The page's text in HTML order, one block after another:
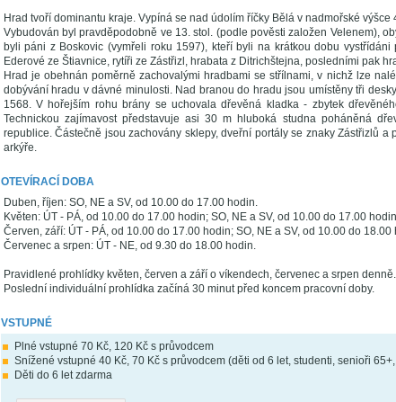
Hrad tvoří dominantu kraje. Vypíná se nad údolím říčky Bělá v nadmořské
Vybudován byl pravděpodobně ve 13. stol. (podle pověsti založen Velenem),
byli páni z Boskovic (vymřeli roku 1597), kteří byli na krátkou dobu
Ederové ze Štiavnice, rytíři ze Zástřizl, hrabata z Ditrichštejna, posledními pak
Hrad je obehnán poměrně zachovalými hradbami se střílnami, v nichž lze
dobývání hradu v dávné minulosti. Nad branou do hradu jsou umístěny tři
1568. V hořejším rohu brány se uchovala dřevěná kladka - zbytek
Technickou zajímavost představuje asi 30 m hluboká studna poháněná
republice. Částečně jsou zachovány sklepy, dveřní portály se znaky Zástřizlů
arkýře.
OTEVÍRACÍ DOBA
Duben, říjen: SO, NE a SV, od 10.00 do 17.00 hodin.
Květen: ÚT - PÁ, od 10.00 do 17.00 hodin; SO, NE a SV, od 10.00 do 17.00
Červen, září: ÚT - PÁ, od 10.00 do 17.00 hodin; SO, NE a SV, od 10.00 do 18.00
Červenec a srpen: ÚT - NE, od 9.30 do 18.00 hodin.
Pravidlené prohlídky květen, červen a září o víkendech, červenec a srpen denně.
Poslední individuální prohlídka začíná 30 minut před koncem pracovní doby.
VSTUPNÉ
Plné vstupné 70 Kč, 120 Kč s průvodcem
Snížené vstupné 40 Kč, 70 Kč s průvodcem (děti od 6 let, studenti, senioři 65+,
Děti do 6 let zdarma